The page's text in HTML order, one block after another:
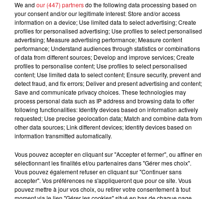
FIL D'ACTUS
15 juillet 2026
BÉTHUNE: ENQUÊTE POUR HOMICIDE
VOLONTAIRE EN COURS, APRÈS LA...
Selon les premiers éléments, le logement servait
à des prostituées
We and our (447) partnersdo the following data processing based on
your consent and/or our legitimate interest: Store and/or access
information on a device; Use limited data to select advertising; Create
profiles for personalised advertising; Use profiles to select personalised
advertising; Measure advertising performance; Measure content
performance; Understand audiences through statistics or combinations
of data from different sources; Develop and improve services; Create
profiles to personalise content; Use profiles to select personalised
content; Use limited data to select content; Ensure security, prevent and
detect fraud, and fix errors; Deliver and present advertising and content;
Save and communicate privacy choices. These technologies may
process personal data such as IP address and browsing data to offer
following functionalities: Identify devices based on information actively
requested; Use precise geolocation data; Match and combine data from
other data sources; Link different devices; Identify devices based on
information transmitted automatically.
Vous pouvez accepter en cliquant sur "Accepter et fermer", ou affiner en
sélectionnant les finalités et/ou partenaires dans "Gérer mes choix".
Vous pouvez également refuser en cliquant sur "Continuer sans
accepter". Vos préférences ne s'appliqueront que pour ce site. Vous
pouvez mettre à jour vos choix, ou retirer votre consentement à tout